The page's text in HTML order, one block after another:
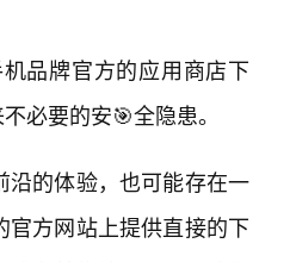
品牌官方的应用商店下
必要的安🎯全隐患。
沿的体验，也可能存在一
方网站上提供直接的下